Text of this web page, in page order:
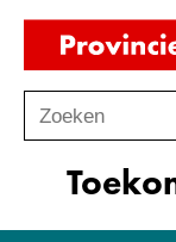
o
Zoeken